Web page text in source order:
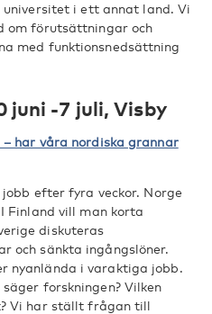
universitet i ett annat land. Vi
om förutsättningar och
med funktionsnedsättning
juni -7 juli, Visby
har våra nordiska grannar
efter fyra veckor. Norge
Finland vill man korta
diskuteras
och sänkta ingångslöner.
nyanlända i varaktiga jobb.
forskningen? Vilken
Vi har ställt frågan till